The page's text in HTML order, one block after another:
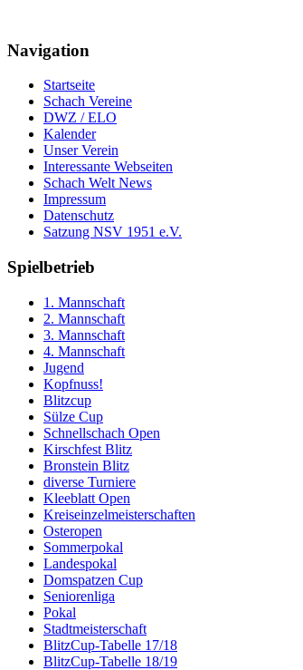
Navigation
Startseite
Schach Vereine
DWZ / ELO
Kalender
Unser Verein
Interessante Webseiten
Schach Welt News
Impressum
Datenschutz
Satzung NSV 1951 e.V.
Spielbetrieb
1. Mannschaft
2. Mannschaft
3. Mannschaft
4. Mannschaft
Jugend
Kopfnuss!
Blitzcup
Sülze Cup
Schnellschach Open
Kirschfest Blitz
Bronstein Blitz
diverse Turniere
Kleeblatt Open
Kreiseinzelmeisterschaften
Osteropen
Sommerpokal
Landespokal
Domspatzen Cup
Seniorenliga
Pokal
Stadtmeisterschaft
BlitzCup-Tabelle 17/18
BlitzCup-Tabelle 18/19